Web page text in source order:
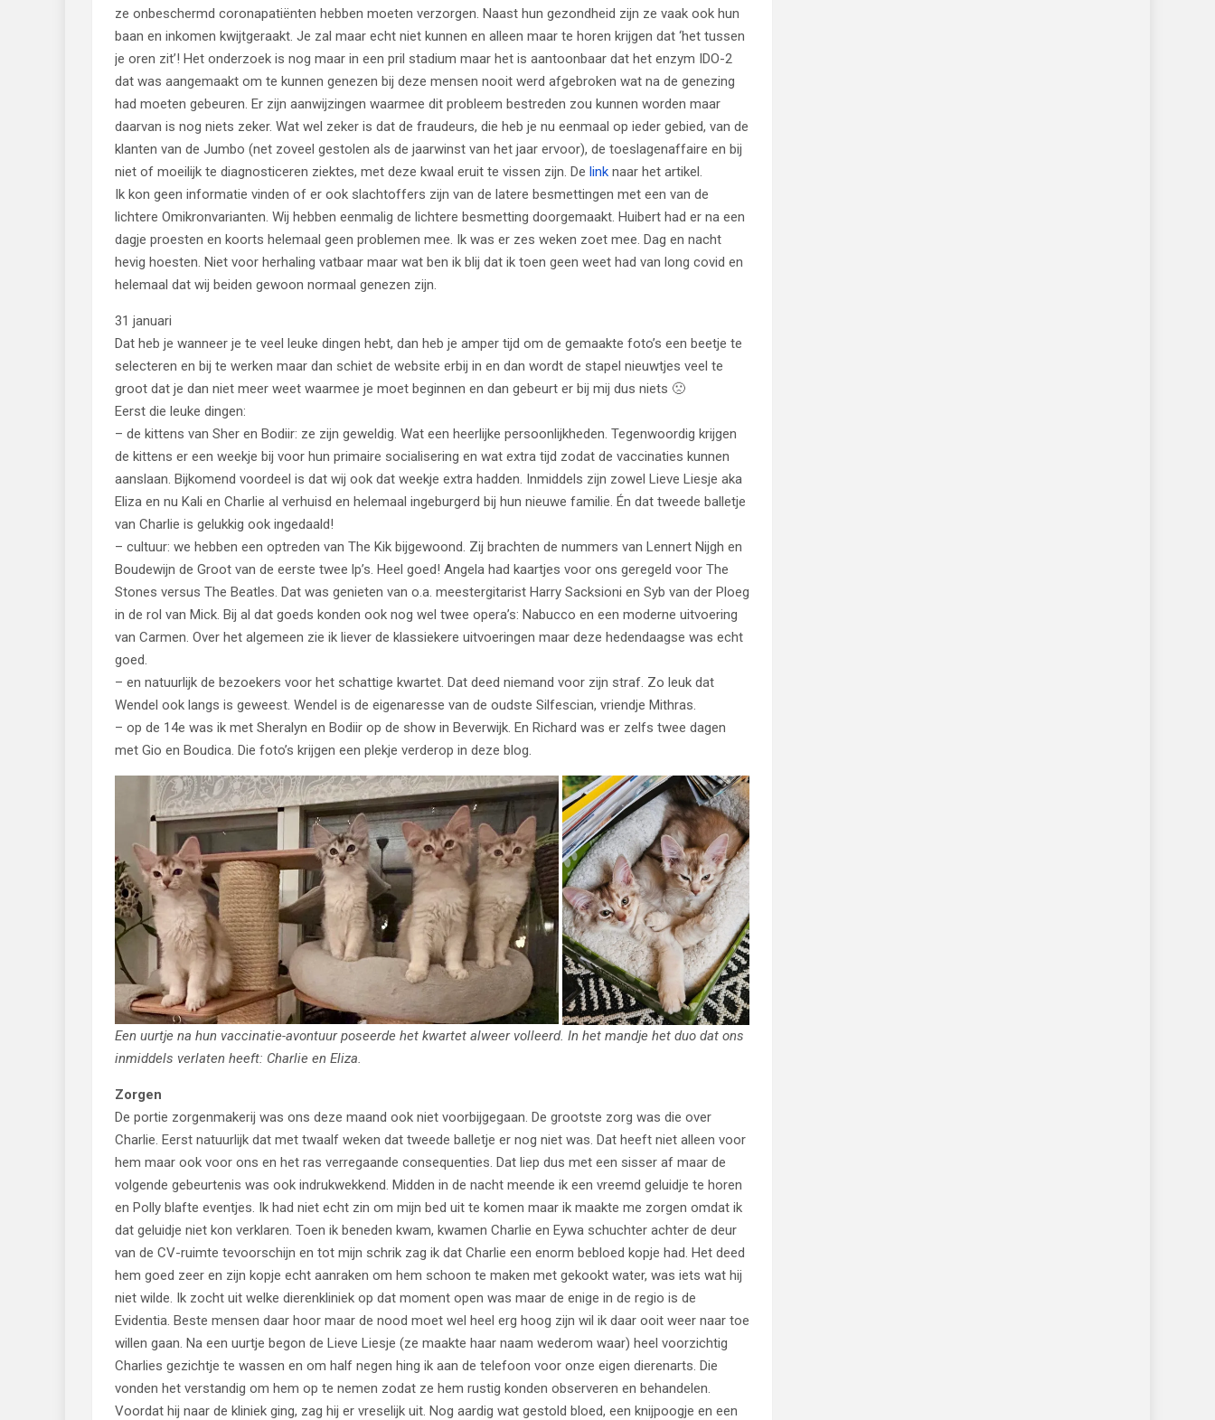
ze onbeschermd coronapatiënten hebben moeten verzorgen. Naast hun gezondheid zijn ze vaak ook hun
baan en inkomen kwijtgeraakt. Je zal maar echt niet kunnen en alleen maar te horen krijgen dat ‘het tussen
je oren zit’! Het onderzoek is nog maar in een pril stadium maar het is aantoonbaar dat het enzym IDO-2
dat was aangemaakt om te kunnen genezen bij deze mensen nooit werd afgebroken wat na de genezing
had moeten gebeuren. Er zijn aanwijzingen waarmee dit probleem bestreden zou kunnen worden maar
daarvan is nog niets zeker. Wat wel zeker is dat de fraudeurs, die heb je nu eenmaal op ieder gebied, van de
klanten van de Jumbo (net zoveel gestolen als de jaarwinst van het jaar ervoor), de toeslagenaffaire en bij
niet of moeilijk te diagnosticeren ziektes, met deze kwaal eruit te vissen zijn. De link naar het artikel.
Ik kon geen informatie vinden of er ook slachtoffers zijn van de latere besmettingen met een van de
lichtere Omikronvarianten. Wij hebben eenmalig de lichtere besmetting doorgemaakt. Huibert had er na een
dagje proesten en koorts helemaal geen problemen mee. Ik was er zes weken zoet mee. Dag en nacht
hevig hoesten. Niet voor herhaling vatbaar maar wat ben ik blij dat ik toen geen weet had van long covid en
helemaal dat wij beiden gewoon normaal genezen zijn.
31 januari
Dat heb je wanneer je te veel leuke dingen hebt, dan heb je amper tijd om de gemaakte foto’s een beetje te
selecteren en bij te werken maar dan schiet de website erbij in en dan wordt de stapel nieuwtjes veel te
groot dat je dan niet meer weet waarmee je moet beginnen en dan gebeurt er bij mij dus niets 🙁
Eerst die leuke dingen:
– de kittens van Sher en Bodiir: ze zijn geweldig. Wat een heerlijke persoonlijkheden. Tegenwoordig krijgen
de kittens er een weekje bij voor hun primaire socialisering en wat extra tijd zodat de vaccinaties kunnen
aanslaan. Bijkomend voordeel is dat wij ook dat weekje extra hadden. Inmiddels zijn zowel Lieve Liesje aka
Eliza en nu Kali en Charlie al verhuisd en helemaal ingeburgerd bij hun nieuwe familie. Én dat tweede balletje
van Charlie is gelukkig ook ingedaald!
– cultuur: we hebben een optreden van The Kik bijgewoond. Zij brachten de nummers van Lennert Nijgh en
Boudewijn de Groot van de eerste twee lp’s. Heel goed! Angela had kaartjes voor ons geregeld voor The
Stones versus The Beatles. Dat was genieten van o.a. meestergitarist Harry Sacksioni en Syb van der Ploeg
in de rol van Mick. Bij al dat goeds konden ook nog wel twee opera’s: Nabucco en een moderne uitvoering
van Carmen. Over het algemeen zie ik liever de klassiekere uitvoeringen maar deze hedendaagse was echt
goed.
– en natuurlijk de bezoekers voor het schattige kwartet. Dat deed niemand voor zijn straf. Zo leuk dat
Wendel ook langs is geweest. Wendel is de eigenaresse van de oudste Silfescian, vriendje Mithras.
– op de 14e was ik met Sheralyn en Bodiir op de show in Beverwijk. En Richard was er zelfs twee dagen
met Gio en Boudica. Die foto’s krijgen een plekje verderop in deze blog.
Een uurtje na hun vaccinatie-avontuur poseerde het kwartet alweer volleerd. In het mandje het duo dat ons
inmiddels verlaten heeft: Charlie en Eliza.
Zorgen
De portie zorgenmakerij was ons deze maand ook niet voorbijgegaan. De grootste zorg was die over
Charlie. Eerst natuurlijk dat met twaalf weken dat tweede balletje er nog niet was. Dat heeft niet alleen voor
hem maar ook voor ons en het ras verregaande consequenties. Dat liep dus met een sisser af maar de
volgende gebeurtenis was ook indrukwekkend. Midden in de nacht meende ik een vreemd geluidje te horen
en Polly blafte eventjes. Ik had niet echt zin om mijn bed uit te komen maar ik maakte me zorgen omdat ik
dat geluidje niet kon verklaren. Toen ik beneden kwam, kwamen Charlie en Eywa schuchter achter de deur
van de CV-ruimte tevoorschijn en tot mijn schrik zag ik dat Charlie een enorm bebloed kopje had. Het deed
hem goed zeer en zijn kopje echt aanraken om hem schoon te maken met gekookt water, was iets wat hij
niet wilde. Ik zocht uit welke dierenkliniek op dat moment open was maar de enige in de regio is de
Evidentia. Beste mensen daar hoor maar de nood moet wel heel erg hoog zijn wil ik daar ooit weer naar toe
willen gaan. Na een uurtje begon de Lieve Liesje (ze maakte haar naam wederom waar) heel voorzichtig
Charlies gezichtje te wassen en om half negen hing ik aan de telefoon voor onze eigen dierenarts. Die
vonden het verstandig om hem op te nemen zodat ze hem rustig konden observeren en behandelen.
Voordat hij naar de kliniek ging, zag hij er vreselijk uit. Nog aardig wat gestold bloed, een knijpoogje en een